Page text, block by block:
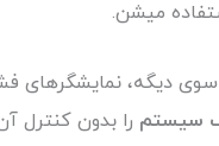
میشن.
سوی دیگه، نمایشگرهای
سیستم را بدون کنترل